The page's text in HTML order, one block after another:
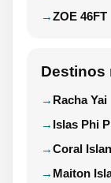
ZOE 46FT
Destinos
Racha Yai
Islas Phi
Coral
Maiton